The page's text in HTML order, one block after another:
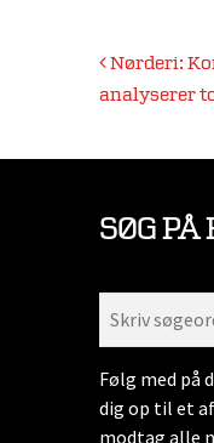
Nørderi:
analyserer
SØG PÅ
Følg med på
dig op til et
modtag alle